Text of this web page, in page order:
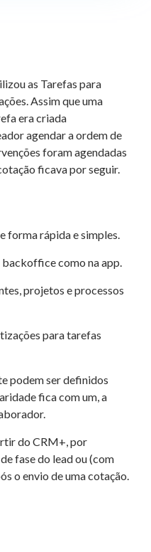
as Tarefas para
Assim que uma
era criada
agendar a ordem de
foram agendadas
ficava por seguir.
forma rápida e simples.
como na app.
projetos e processos
para tarefas
podem ser definidos
fica com um, a
do CRM+, por
fase do lead ou (com
o envio de uma cotação.